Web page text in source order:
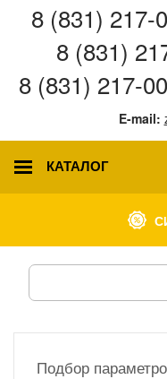
8 (831) 217-
8 (831)
8 (831) 217-
E-mail:
КАТАЛОГ
Подбор